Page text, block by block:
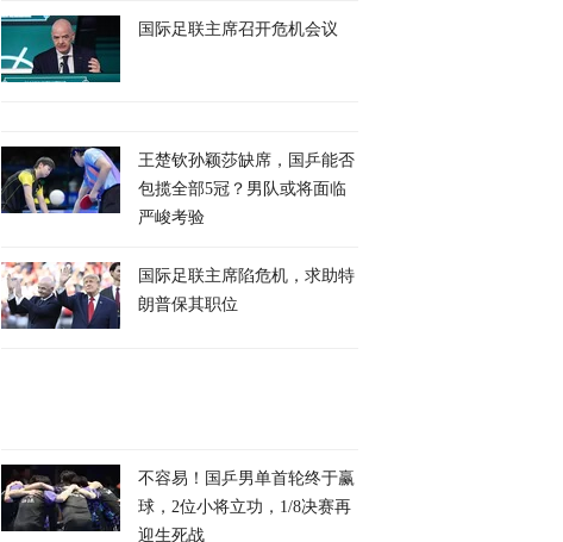
国际足联主席召开危机会议
王楚钦孙颖莎缺席，国乒能否
包揽全部5冠？男队或将面临
严峻考验
国际足联主席陷危机，求助特
朗普保其职位
不容易！国乒男单首轮终于赢
球，2位小将立功，1/8决赛再
迎生死战